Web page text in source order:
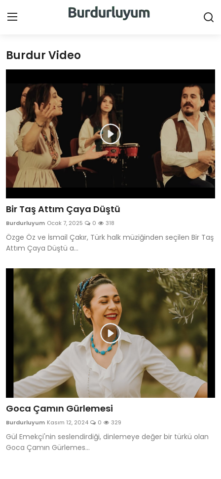
Giriş Yap
Ana Sayfa
Canlı Destek
Haberler
Burdur İlçeleri
Sektörel
Videolar
Anketler
Hakkımızda
Bize Ulaşın
Burdur Video
Bir Taş Attım Çaya Düştü
Burdurluyum Ocak 7, 2025 0 318
Özge Öz ve İsmail Çakır, Türk halk müziğinden seçilen Bir Taş
Attım Çaya Düştü a...
Goca Çamın Gürlemesi
Burdurluyum Kasım 12, 2024 0 329
Gül Emekçi'nin seslendirdiği, dinlemeye değer bir türkü olan
Goca Çamın Gürlemes...